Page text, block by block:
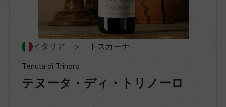
品種（原材料）
イタリア ＞ トスカーナ
Tenuta di Trinoro
テヌータ・ディ・トリノーロ